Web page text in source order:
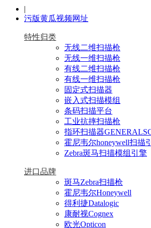
|
污版黄瓜视频网址
特性归类
无线二维扫描枪
无线一维扫描枪
有线二维扫描枪
有线一维扫描枪
固定式扫描器
嵌入式扫描模组
条码扫描平台
工业抗摔扫描枪
指环扫描器
霍尼韦尔honeywell扫描
Zebra斑马扫描模组引擎
进口品牌
斑马Zebra扫描枪
霍尼韦尔Honeywell
得利捷Datalogic
康耐视Cognex
欧光Opticon